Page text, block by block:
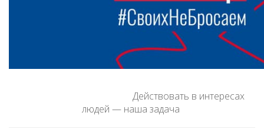
Действовать в интересах
людей — наша задача